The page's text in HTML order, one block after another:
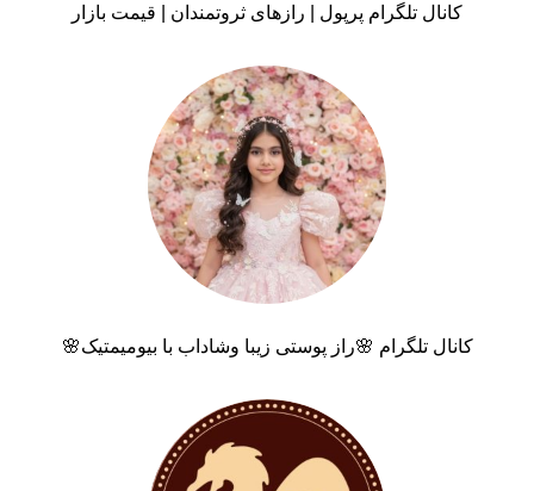
کانال تلگرام پرپول | رازهای ثروتمندان | قیمت بازار
کانال تلگرام 🌸راز پوستی زیبا وشاداب با بیومیمتیک🌸